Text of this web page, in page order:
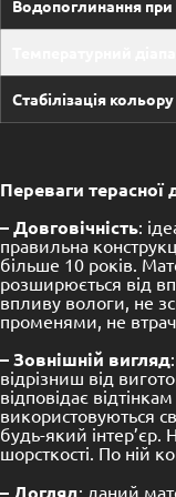
Водопоглинання при
Стабілізація
Переваги
– Довговічність:
правильна
більше 10 років.
розширюється від
впливу вологи, не
променями, не
– Зовнішній вигляд
відрізниш від
відповідає
використовуються
будь-який
шорсткості. По ній
– Догляд: даний